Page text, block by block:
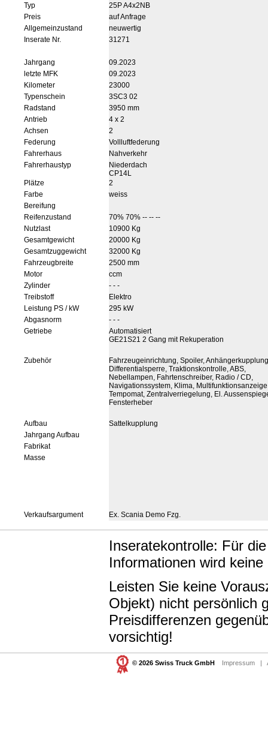
Typ
25P A4x2NB
Preis
auf Anfrage
Allgemeinzustand
neuwertig
Inserate Nr.
31271
Jahrgang
09.2023
letzte MFK
09.2023
Kilometer
23000
Typenschein
3SC3 02
Radstand
3950 mm
Antrieb
4 x 2
Achsen
2
Federung
Vollluftfederung
Fahrerhaus
Nahverkehr
Fahrerhaustyp
Niederdach
CP14L
Plätze
2
Farbe
weiss
Bereifung
Reifenzustand
70% 70% -- -- --
Nutzlast
10900 Kg
Gesamtgewicht
20000 Kg
Gesamtzuggewicht
32000 Kg
Fahrzeugbreite
2500 mm
Motor
ccm
Zylinder
- - -
Treibstoff
Elektro
Leistung PS / kW
295 kW
Abgasnorm
- - -
Getriebe
Automatisiert
GE21S21 2 Gang mit Rekuperation
Zubehör
Fahrzeugeinrichtung, Spoiler,
Differentialsperre, Traktionskontrolle, ABS,
Nebellampen, Fahrtenschreiber, Radio / CD,
Navigationssystem, Klima,
Tempomat, Zentralverriegelung, El.
Fensterheber
Aufbau
Sattelkupplung
Jahrgang Aufbau
Fabrikat
Masse
Verkaufsargument Ex. Scania Demo Fzg.
Inseratekontrolle: Für
Informationen wird
Leisten Sie keine
Objekt) nicht persönlich
Preisdifferenzen
vorsichtig!
© 2026 Swiss Truck GmbH Impressum |